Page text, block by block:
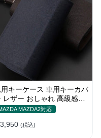
キーケース 車用キーカバ
レザー おしゃれ 高級感抜
ロゴオーダーメイド
MAZDA2対応
(税込)